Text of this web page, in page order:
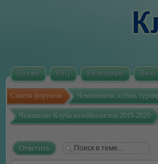
На сайт FAQ Регистрация Вход
Список форумов Чемпионаты, кубки,
Чемпионат Клуба волейболистов 2019-2020
Ответить